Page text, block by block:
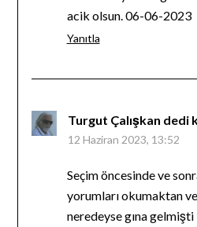
acik olsun. 06-06-2023
Yanıtla
Turgut Çalışkan dedi
12 Haziran 2023, 13:52
Seçim öncesinde ve
yorumları okumaktan
neredeyse gına gelmişti